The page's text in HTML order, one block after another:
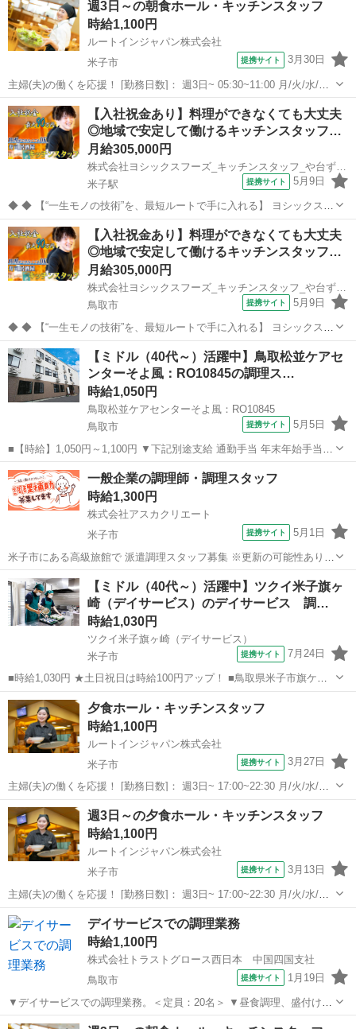
の状態で仕入れることで仕込みの負担を大幅に削減しています。 入社
後は余計な工程に時間...
週3日～の朝食ホール・キッチンスタッフ
時給1,100円
ルートインジャパン株式会社
米子市
提携サイト 3月30日
主婦(夫)の働くを応援！ [勤務日数]： 週3日~ 05:30~11:00 月/火/水/木/
金/土/日 などから選べます [勤務地・最寄駅]： 鳥取県米子市糀町2丁目
200 ホテルルートイン米子 米子駅徒歩10分 [職...
鳥取 米子市 キッチン
【入社祝金あり】料理ができなくても大丈夫
◎地域で安定して働けるキッチンスタッフ…
月給305,000円
株式会社ヨシックスフーズ_キッチンスタッフ_や台ずし米子駅前町 (正社員)
米子駅
提携サイト 5月9日
◆ ◆ 【“一生モノの技術”を、最短ルートで手に入れる】 ヨシックスフ
ーズが運営する寿司居酒屋「や台ずし」では、 鮮魚の一部を加工済み
の状態で仕入れることで仕込みの負担を大幅に削減しています。 入社
後は余計な工程に時間...
鳥取 米子市 米子駅 キッチン
【入社祝金あり】料理ができなくても大丈夫
◎地域で安定して働けるキッチンスタッフ…
月給305,000円
株式会社ヨシックスフーズ_キッチンスタッフ_や台ずし鳥取駅前町 (正社員)
鳥取市
提携サイト 5月9日
◆ ◆ 【“一生モノの技術”を、最短ルートで手に入れる】 ヨシックスフ
ーズが運営する寿司居酒屋「や台ずし」では、 鮮魚の一部を加工済み
の状態で仕入れることで仕込みの負担を大幅に削減しています。 入社
後は余計な工程に時間...
鳥取 鳥取市 キッチン
【ミドル（40代～）活躍中】鳥取松並ケアセ
ンターそよ風：RO10845の調理ス…
時給1,050円
鳥取松並ケアセンターそよ風：RO10845
鳥取市
提携サイト 5月5日
■【時給】1,050円～1,100円 ▼下記別途支給 通勤手当 年末年始手当：
380円/時 寸志あり：年2回（6月・12月） ※業績による ■鳥取県鳥取市
松並町2丁目134 ■パート ■入社日応相談、新卒・第二新卒歓迎...
鳥取 鳥取市 キッチン
一般企業の調理師・調理スタッフ
時給1,300円
株式会社アスカクリエート
米子市
提携サイト 5月1日
米子市にある高級旅館で 派遣調理スタッフ募集 ※更新の可能性あり
■■■■■■■■■■■■ 懐石料理を中心とした調理 を担当していただきま
す。 経験、能力に合わせて仕事を おまかせしていきます。 料理も自
分たちでお運びし...
鳥取 米子市 キッチン
【ミドル（40代～）活躍中】ツクイ米子旗ヶ
崎（デイサービス）のデイサービス 調…
時給1,030円
ツクイ米子旗ヶ崎（デイサービス）
米子市
提携サイト 7月24日
■時給1,030円 ★土日祝日は時給100円アップ！ ■鳥取県米子市旗ケ崎
2-9-8 ■パート ■入社日応相談、即日勤務OK、友達と応募OK、職場見
学OKまたは説明会あり、未経験歓迎、経験者・有資格者歓迎、女性活
躍中、主婦...
鳥取 米子市 キッチン
夕食ホール・キッチンスタッフ
時給1,100円
ルートインジャパン株式会社
米子市
提携サイト 3月27日
主婦(夫)の働くを応援！ [勤務日数]： 週3日~ 17:00~22:30 月/火/水/木/
金/土/日 などから選べます [勤務地・最寄駅]： 鳥取県米子市糀町2丁目
200 ホテルルートイン米子 米子駅徒歩10分 [職...
鳥取 米子市 キッチン
週3日～の夕食ホール・キッチンスタッフ
時給1,100円
ルートインジャパン株式会社
米子市
提携サイト 3月13日
主婦(夫)の働くを応援！ [勤務日数]： 週3日~ 17:00~22:30 月/火/水/木/
金/土/日 などから選べます [勤務地・最寄駅]： 鳥取県米子市糀町2丁目
200 ホテルルートイン米子 米子駅徒歩10分 [職...
鳥取 キッチン
デイサービスでの調理業務
時給1,100円
株式会社トラストグロース西日本 中国四国支社
鳥取市
提携サイト 1月19日
▼デイサービスでの調理業務。＜定員：20名＞ ▼昼食調理、盛付け
等。 【必須資格・条件】 ◇不問 ※お仕事No.CS-7146G ご応募時に上
鳥取 鳥取市 キッチン